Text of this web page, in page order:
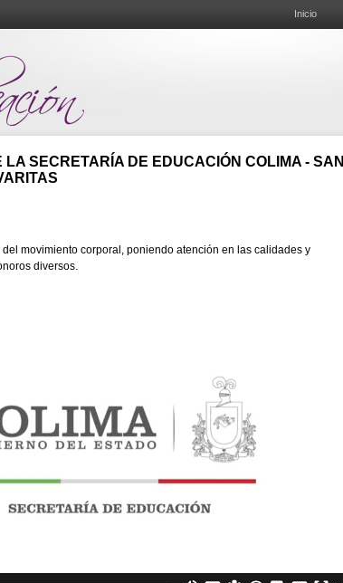
Inicio
SECRETARÍA DE EDUCACIÓN COLIMA - SAN
movimiento corporal, poniendo atención en las calidades y
diversos.